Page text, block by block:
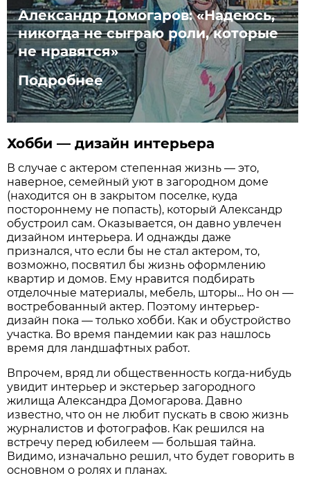
Александр Домогаров: «Надеюсь,
никогда не сыграю роли, которые
не нравятся»
Подробнее
Хобби — дизайн интерьера
В случае с актером степенная жизнь — это,
наверное, семейный уют в загородном доме
(находится он в закрытом поселке, куда
постороннему не попасть), который Александр
обустроил сам. Оказывается, он давно увлечен
дизайном интерьера. И однажды даже
признался, что если бы не стал актером, то,
возможно, посвятил бы жизнь оформлению
квартир и домов. Ему нравится подбирать
отделочные материалы, мебель, шторы... Но он —
востребованный актер. Поэтому интерьер-
дизайн пока — только хобби. Как и обустройство
участка. Во время пандемии как раз нашлось
время для ландшафтных работ.
Впрочем, вряд ли общественность когда-нибудь
увидит интерьер и экстерьер загородного
жилища Александра Домогарова. Давно
известно, что он не любит пускать в свою жизнь
журналистов и фотографов. Как решился на
встречу перед юбилеем — большая тайна.
Видимо, изначально решил, что будет говорить в
основном о ролях и планах.